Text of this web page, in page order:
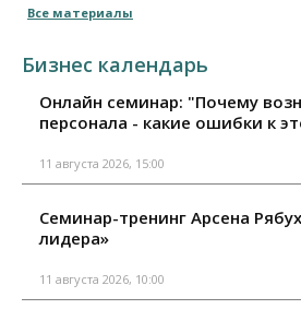
Все материалы
Бизнес календарь
Онлайн семинар: "Почему
персонала - какие ошибки к
11 августа 2026, 15:00
Семинар-тренинг Арсена
лидера»
11 августа 2026, 10:00